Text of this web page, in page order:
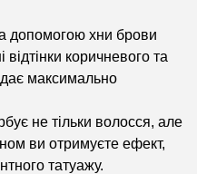
допомогою хни брови
коричневого та
максимально
не тільки волосся, але
ви отримуєте ефект,
татуажу.